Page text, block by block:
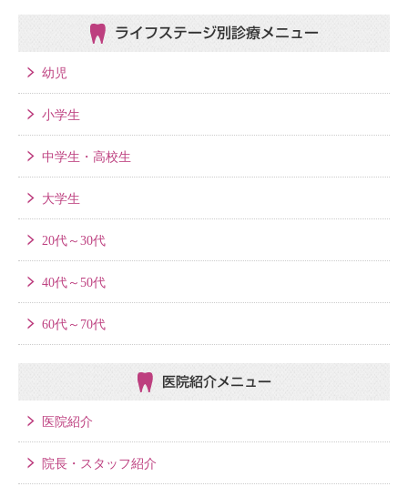
ライフステージ別 診療メニュー
幼児
小学生
中学生・高校生
大学生
20代～30代
40代～50代
60代～70代
医院紹介メニュー
医院紹介
院長・スタッフ紹介